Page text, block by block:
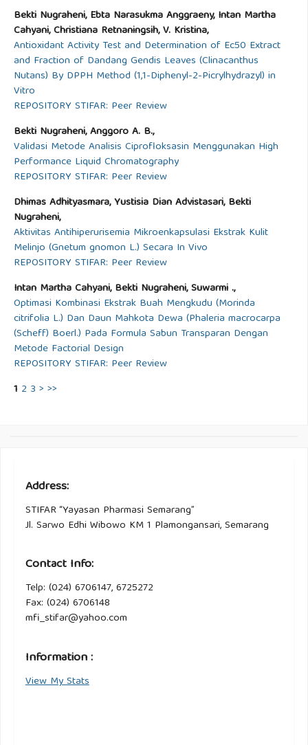
Bekti Nugraheni, Ebta Narasukma Anggraeny, Intan Martha
Cahyani, Christiana Retnaningsih, V. Kristina,
Antioxidant Activity Test and Determination of Ec50 Extract
and Fraction of Dandang Gendis Leaves (Clinacanthus
Nutans) By DPPH Method (1,1-Diphenyl-2-Picrylhydrazyl) in
Vitro
REPOSITORY STIFAR: Peer Review
Bekti Nugraheni, Anggoro A. B.,
Validasi Metode Analisis Ciprofloksasin Menggunakan High
Performance Liquid Chromatography
REPOSITORY STIFAR: Peer Review
Dhimas Adhityasmara, Yustisia Dian Advistasari, Bekti
Nugraheni,
Aktivitas Antihiperurisemia Mikroenkapsulasi Ekstrak Kulit
Melinjo (Gnetum gnomon L.) Secara In Vivo
REPOSITORY STIFAR: Peer Review
Intan Martha Cahyani, Bekti Nugraheni, Suwarmi .,
Optimasi Kombinasi Ekstrak Buah Mengkudu (Morinda
citrifolia L.) Dan Daun Mahkota Dewa (Phaleria macrocarpa
(Scheff) Boerl.) Pada Formula Sabun Transparan Dengan
Metode Factorial Design
REPOSITORY STIFAR: Peer Review
1 2 3 > >>
Address:
STIFAR “Yayasan Pharmasi Semarang”
Jl. Sarwo Edhi Wibowo KM 1 Plamongansari, Semarang
Contact Info:
Telp: (024) 6706147, 6725272
Fax: (024) 6706148
mfi_stifar@yahoo.com
Information :
View My Stats